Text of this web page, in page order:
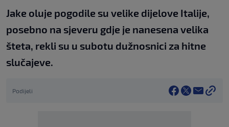
Jake oluje pogodile su velike dijelove Italije,
posebno na sjeveru gdje je nanesena velika
šteta, rekli su u subotu dužnosnici za hitne
slučajeve.
Podijeli